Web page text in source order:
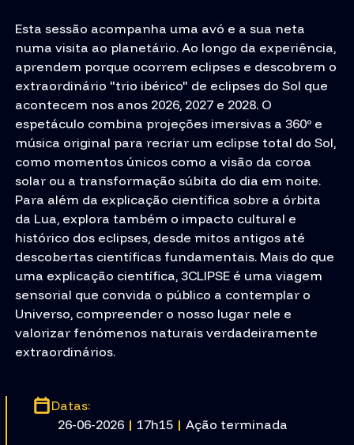
Esta sessão acompanha uma avó e a sua neta
numa visita ao planetário. Ao longo da experiência,
aprendem porque ocorrem eclipses e descobrem o
extraordinário "trio ibérico" de eclipses do Sol que
acontecem nos anos 2026, 2027 e 2028. O
espetáculo combina projeções imersivas a 360º e
música original para recriar um eclipse total do Sol,
como momentos únicos como a visão da coroa
solar ou a transformação súbita do dia em noite.
Para além da explicação científica sobre a órbita
da Lua, explora também o impacto cultural e
histórico dos eclipses, desde mitos antigos até
descobertas científicas fundamentais. Mais do que
uma explicação científica, 3CLIPSE é uma viagem
sensorial que convida o público a contemplar o
Universo, compreender o nosso lugar nele e
valorizar fenómenos naturais verdadeiramente
extraordinários.
Datas:
26-06-2026 | 17h15 | Ação terminada